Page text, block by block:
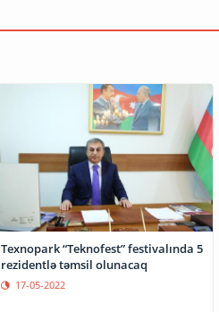
Texnopark “Teknofest” festivalında 5
rezidentlə təmsil olunacaq
17-05-2022